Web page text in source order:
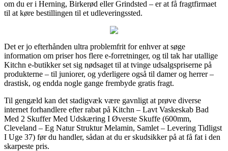
om du er i Herning, Birkerød eller Grindsted – er at få fragtfirmaet
til at køre bestillingen til et udleveringssted.
Det er jo efterhånden ultra problemfrit for enhver at søge
information om priser hos flere e-forretninger, og til tak har utallige
Kitchn e-butikker set sig nødsaget til at tvinge udsalgspriserne på
produkterne – til juniorer, og yderligere også til damer og herrer –
drastisk, og endda nogle gange frembyde gratis fragt.
Til gengæld kan det stadigvæk være gavnligt at prøve diverse
internet forhandlere efter rabat på Kitchn – Lavt Vaskeskab Bad
Med 2 Skuffer Med Udskæring I Øverste Skuffe (600mm,
Cleveland – Eg Natur Struktur Melamin, Samlet – Levering Tidligst
I Uge 37) før du handler, sådan at du er skudsikker på at få fat i den
skarpeste pris.